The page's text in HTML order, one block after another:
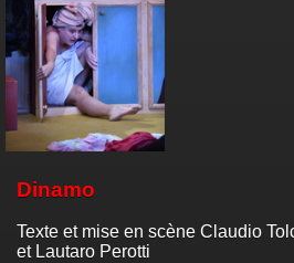
Dinamo
Texte et mise en scène Claudio
et Lautaro Perotti